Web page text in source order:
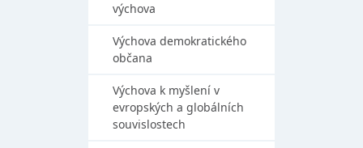
výchova
Výchova demokratického
občana
Výchova k myšlení v
evropských a globálních
souvislostech